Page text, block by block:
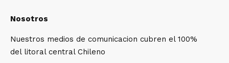
Nosotros
Nuestros medios de comunicacion cubren el 100%
del litoral central Chileno